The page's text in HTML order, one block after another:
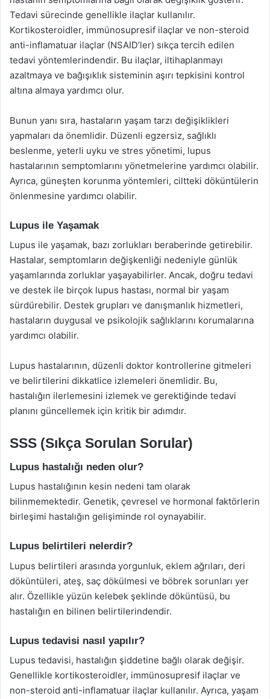
Tedavi sürecinde genellikle ilaçlar kullanılır.
Kortikosteroidler, immünosupresif ilaçlar ve non-steroid
anti-inflamatuar ilaçlar (NSAID’ler) sıkça tercih edilen
tedavi yöntemlerindendir. Bu ilaçlar, iltihaplanmayı
azaltmaya ve bağışıklık sisteminin aşırı tepkisini kontrol
altına almaya yardımcı olur.
Bunun yanı sıra, hastaların yaşam tarzı değişiklikleri
yapmaları da önemlidir. Düzenli egzersiz, sağlıklı
beslenme, yeterli uyku ve stres yönetimi, lupus
hastalarının semptomlarını yönetmelerine yardımcı olabilir.
Ayrıca, güneşten korunma yöntemleri, ciltteki döküntülerin
önlenmesine yardımcı olabilir.
Lupus ile Yaşamak
Lupus ile yaşamak, bazı zorlukları beraberinde getirebilir.
Hastalar, semptomların değişkenliği nedeniyle günlük
yaşamlarında zorluklar yaşayabilirler. Ancak, doğru tedavi
ve destek ile birçok lupus hastası, normal bir yaşam
sürdürebilir. Destek grupları ve danışmanlık hizmetleri,
hastaların duygusal ve psikolojik sağlıklarını korumalarına
yardımcı olabilir.
Lupus hastalarının, düzenli doktor kontrollerine gitmeleri
ve belirtilerini dikkatlice izlemeleri önemlidir. Bu,
hastalığın ilerlemesini izlemek ve gerektiğinde tedavi
planını güncellemek için kritik bir adımdır.
SSS (Sıkça Sorulan Sorular)
Lupus hastalığı neden olur?
Lupus hastalığının kesin nedeni tam olarak
bilinmemektedir. Genetik, çevresel ve hormonal faktörlerin
birleşimi hastalığın gelişiminde rol oynayabilir.
Lupus belirtileri nelerdir?
Lupus belirtileri arasında yorgunluk, eklem ağrıları, deri
döküntüleri, ateş, saç dökülmesi ve böbrek sorunları yer
alır. Özellikle yüzün kelebek şeklinde döküntüsü, bu
hastalığın en bilinen belirtilerindendir.
Lupus tedavisi nasıl yapılır?
Lupus tedavisi, hastalığın şiddetine bağlı olarak değişir.
Genellikle kortikosteroidler, immünosupresif ilaçlar ve
non-steroid anti-inflamatuar ilaçlar kullanılır. Ayrıca, yaşam